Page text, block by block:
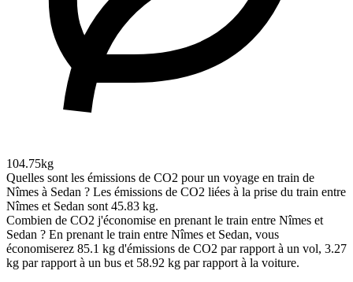
104.75kg
Quelles sont les émissions de CO2 pour un voyage en train de
Nîmes à Sedan ? Les émissions de CO2 liées à la prise du train entre
Nîmes et Sedan sont 45.83 kg.
Combien de CO2 j'économise en prenant le train entre Nîmes et
Sedan ? En prenant le train entre Nîmes et Sedan, vous
économiserez 85.1 kg d'émissions de CO2 par rapport à un vol, 3.27
kg par rapport à un bus et 58.92 kg par rapport à la voiture.